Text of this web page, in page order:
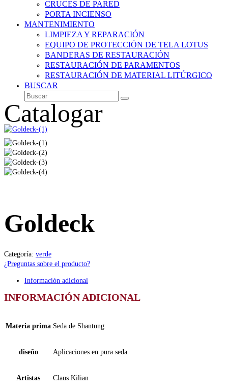
CRUCES DE PARED
PORTA INCIENSO
MANTENIMIENTO
LIMPIEZA Y REPARACIÓN
EQUIPO DE PROTECCIÓN DE TELA LOTUS
BANDERAS DE RESTAURACIÓN
RESTAURACIÓN DE PARAMENTOS
RESTAURACIÓN DE MATERIAL LITÚRGICO
BUSCAR
Buscar
Enviar
Catalogar
Goldeck
Categoría: verde
¿Preguntas sobre el producto?
Información adicional
INFORMACIÓN ADICIONAL
Materia prima Seda de Shantung
diseño Aplicaciones en pura seda
Artistas Claus Kilian